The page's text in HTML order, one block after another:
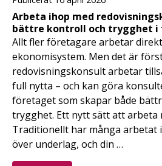
Arbeta ihop med
bättre kontroll och trygghet
Allt fler företagare arbetar
ekonomisystem. Men det är
redovisningskonsult arbetar
full nytta – och kan göra
företaget som skapar både
trygghet. Ett nytt sätt att arbeta
Traditionellt har många arbetat
över underlag, och din …